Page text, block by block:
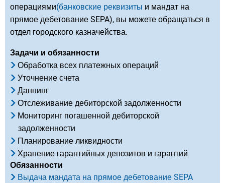
операциями(банковские реквизиты и мандат на
прямое дебетование SEPA), вы можете обращаться в
отдел городского казначейства.
Задачи и обязанности
Обработка всех платежных операций
Уточнение счета
Даннинг
Отслеживание дебиторской задолженности
Мониторинг погашенной дебиторской
задолженности
Планирование ликвидности
Хранение гарантийных депозитов и гарантий
Обязанности
Выдача мандата на прямое дебетование SEPA